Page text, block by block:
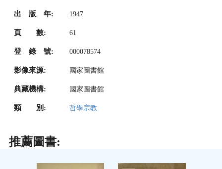
出 版 年: 1947
頁 數: 61
登 錄 號: 000078574
影像來源: 國家圖書館
典藏機構: 國家圖書館
類 別: 哲學宗教
推薦圖書: